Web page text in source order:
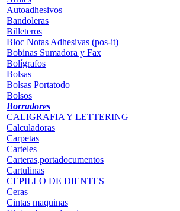
Autoadhesivos
Bandoleras
Billeteros
Bloc Notas Adhesivas (pos-it)
Bobinas Sumadora y Fax
Bolígrafos
Bolsas
Bolsas Portatodo
Bolsos
Borradores
CALIGRAFIA Y LETTERING
Calculadoras
Carpetas
Carteles
Carteras,portadocumentos
Cartulinas
CEPILLO DE DIENTES
Ceras
Cintas maquinas